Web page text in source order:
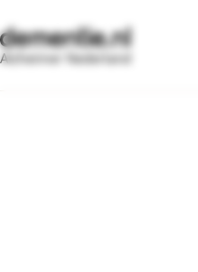
Alzheimer Nederland